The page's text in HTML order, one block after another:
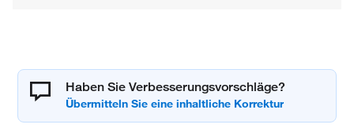
Haben Sie Verbesserungsvorschläge?